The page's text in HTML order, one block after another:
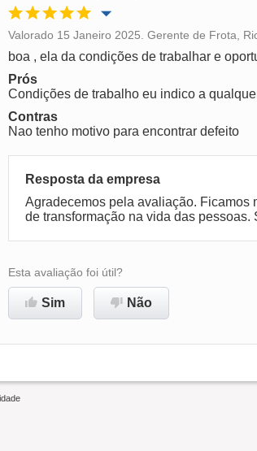
Oportunidade de promoção
Ambiente de trabalho
Recomenda esta empresa
Valorado 15 Janeiro 2025. Gerente de Frota,
boa , ela da condições de trabalhar e
Prós
Condições de trabalho eu indico a
Contras
Nao tenho motivo para encontrar defeito
Resposta da empresa
Agradecemos pela avaliação. Ficamos
de transformação na vida das pessoas.
Esta avaliação foi útil?
Sim Não